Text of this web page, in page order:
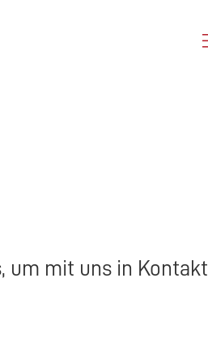
um mit uns in